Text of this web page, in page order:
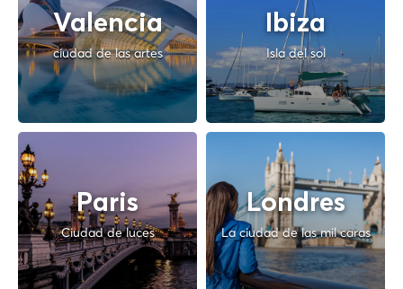
Valencia
ciudad de las artes
Ibiza
Isla del sol
Paris
Ciudad de luces
Londres
La ciudad de las mil caras